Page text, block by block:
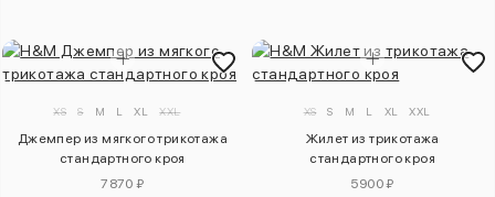
XS S M L XL XXL
Джемпер из мягкого трикотажа
стандартного кроя
7870 ₽
XS S M L XL XXL
Жилет из трикотажа
стандартного кроя
5900 ₽